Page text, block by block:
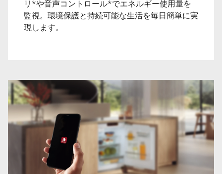
リ*や音声コントロール*でエネルギー使用量を
監視。環境保護と持続可能な生活を毎日簡単に実
現します。